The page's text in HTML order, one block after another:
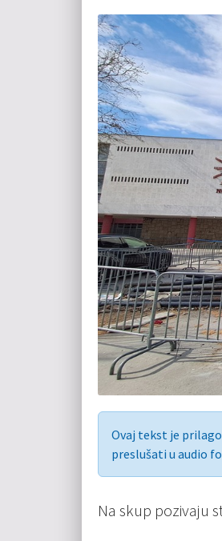
Ovaj tekst je
preslušati u audio
Na skup pozivaju